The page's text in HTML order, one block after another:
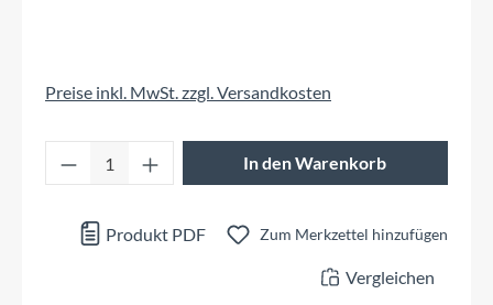
Preise inkl. MwSt. zzgl. Versandkosten
Produkt Anzahl: Gib den gewünschten
In den Warenkorb
Produkt PDF Zum Merkzettel hinzufügen
Vergleichen